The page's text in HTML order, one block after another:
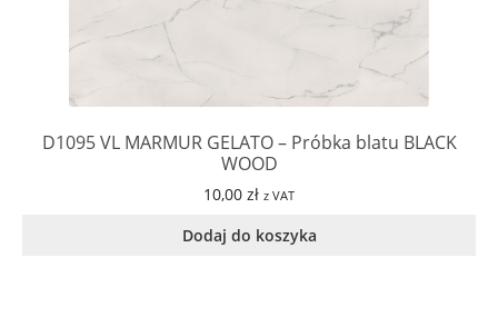
D1095 VL MARMUR GELATO – Próbka blatu BLACK
WOOD
10,00 zł z VAT
Dodaj do koszyka